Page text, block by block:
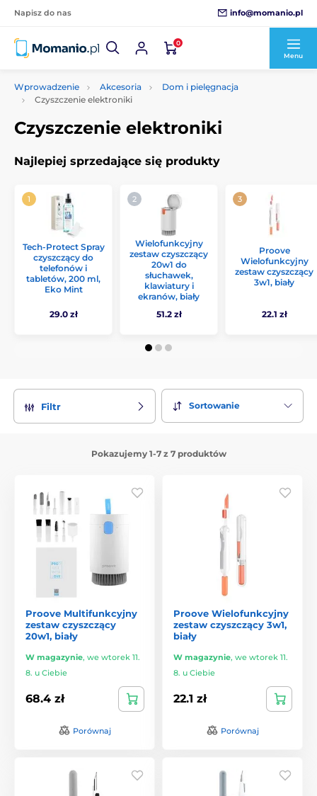
Napisz do nas info@momanio.pl
0
Menu
Wprowadzenie Akcesoria
Dom i pielęgnacja
Czyszczenie elektroniki
Czyszczenie elektroniki
Najlepiej sprzedające się produkty
Tech-Protect Spray
czyszczący do
telefonów i
tabletów, 200 ml,
Eko Mint
29.0 zł
Wielofunkcyjny
zestaw czyszczący
20w1 do
słuchawek,
klawiatury i
ekranów, biały
51.2 zł
Proove
Wielofunkcyjny
zestaw czyszczący
3w1, biały
22.1 zł
Filtr Sortowanie
Pokazujemy 1-7 z 7 produktów
Proove Multifunkcyjny
zestaw czyszczący
20w1, biały
W magazynie, we wtorek 11.
8. u Ciebie
68.4 zł
Porównaj
Proove Wielofunkcyjny
zestaw czyszczący 3w1,
biały
W magazynie, we wtorek 11.
8. u Ciebie
22.1 zł
Porównaj